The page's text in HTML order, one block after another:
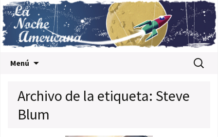
Menú Buscar:
Archivo de la etiqueta: Steve
Blum